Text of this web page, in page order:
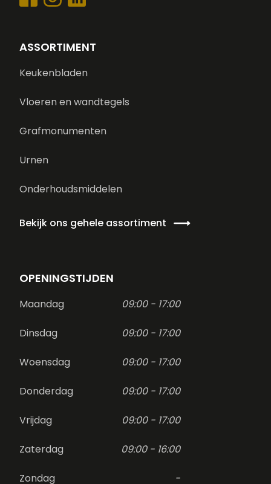
ASSORTIMENT
Keukenbladen
Vloeren en wandtegels
Grafmonumenten
Urnen
Onderhoudsmiddelen
Bekijk ons gehele assortiment
OPENINGSTIJDEN
Maandag 09:00 - 17:00
Dinsdag 09:00 - 17:00
Woensdag 09:00 - 17:00
Donderdag 09:00 - 17:00
Vrijdag 09:00 - 17:00
Zaterdag 09:00 - 16:00
Zondag -